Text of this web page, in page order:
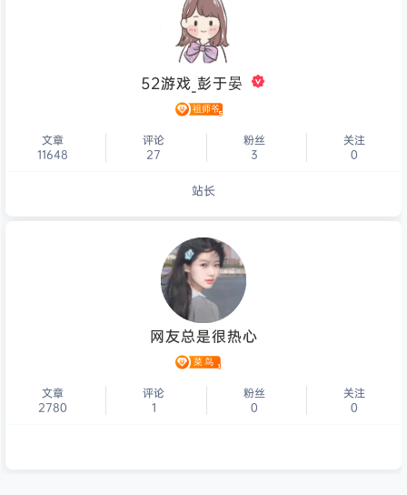
52游戏_彭于晏
文章
11648
评论
27
粉丝
3
关注
0
站长
个人主页
网友总是很热心
文章
2780
评论
1
粉丝
0
关注
0